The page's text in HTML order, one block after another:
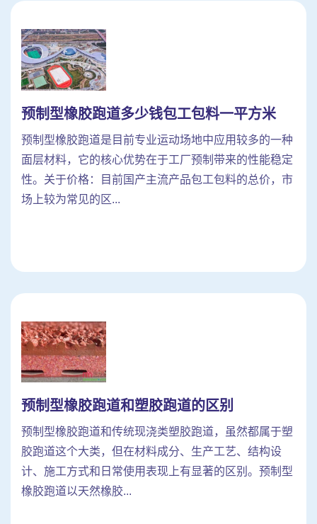
预制型橡胶跑道多少钱包工包料一平方米
预制型橡胶跑道是目前专业运动场地中应用较多的一种
面层材料，它的核心优势在于工厂预制带来的性能稳定
性。关于价格：目前国产主流产品包工包料的总价，市
场上较为常见的区...
预制型橡胶跑道和塑胶跑道的区别
预制型橡胶跑道和传统现浇类塑胶跑道，虽然都属于塑
胶跑道这个大类，但在材料成分、生产工艺、结构设
计、施工方式和日常使用表现上有显著的区别。预制型
橡胶跑道以天然橡胶...